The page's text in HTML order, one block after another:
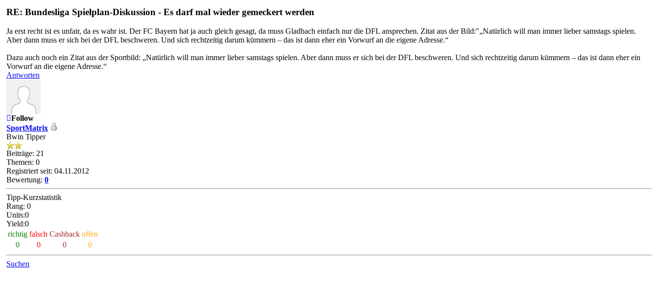
RE: Bundesliga Spielplan-Diskussion - Es darf mal wieder gemeckert werden
Ja erst recht ist es unfair, da es wahr ist. Der FC Bayern hat ja auch gleich gesagt, da muss Gladbach einfach nur die DFL ansprechen. Zitat aus der Bild:"„Natürlich will man immer lieber samstags spielen.
Aber dann muss er sich bei der DFL beschweren. Und sich rechtzeitig darum kümmern – das ist dann eher ein Vorwurf an die eigene Adresse.“
Dazu auch noch ein Zitat aus der Sportbild: „Natürlich will man immer lieber samstags spielen. Aber dann muss er sich bei der DFL beschweren. Und sich rechtzeitig darum kümmern – das ist dann eher ein
Vorwurf an die eigene Adresse.“
Antworten
Follow
SportMatrix
Bwin Tipper
Beiträge: 21
Themen: 0
Registriert seit: 04.11.2012
Bewertung: 0
Tipp-Kurzstatistik
Rang: 0
Units:0
Yield:0
richtig falsch Cashback offen
0
0 0 0
Suchen